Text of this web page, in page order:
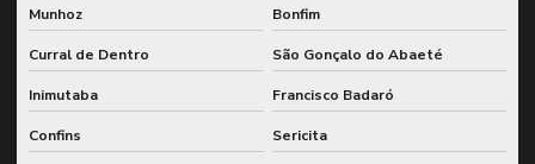
Munhoz Bonfim
Curral de Dentro São Gonçalo do Abaeté
Inimutaba Francisco Badaró
Confins Sericita